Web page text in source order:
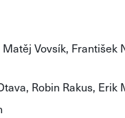
Vovsík, František
Robin Rakus,